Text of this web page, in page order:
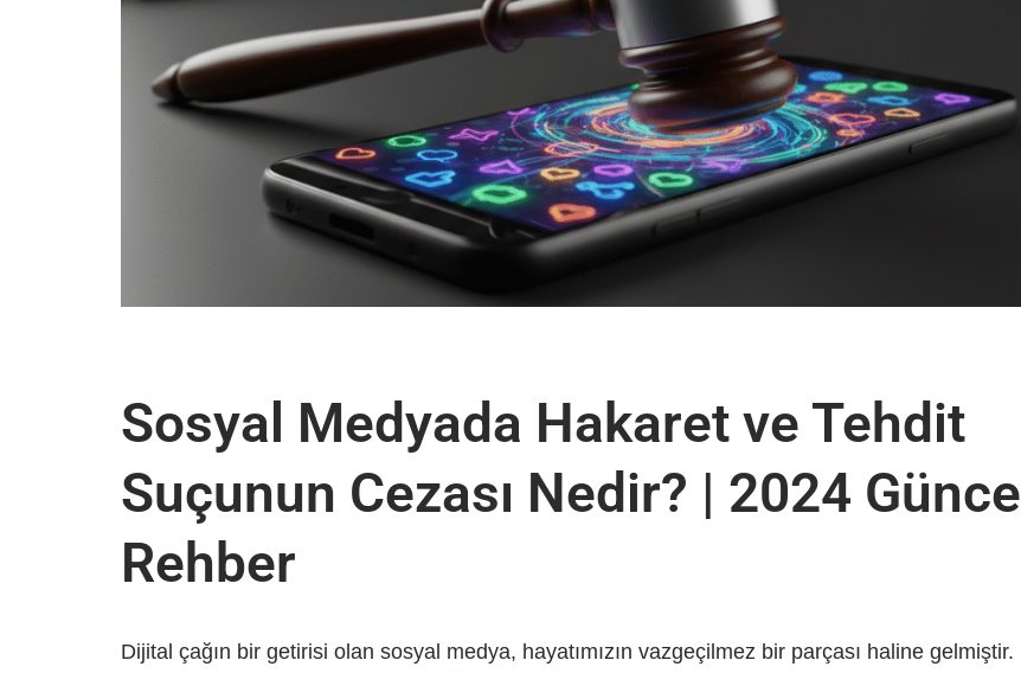
Sosyal Medyada Hakaret ve Tehdit
Suçunun Cezası Nedir? | 2024 Güncel
Rehber
Dijital çağın bir getirisi olan sosyal medya, hayatımızın vazgeçilmez bir parçası haline gelmiştir.